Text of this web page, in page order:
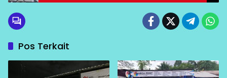
Pos Terkait